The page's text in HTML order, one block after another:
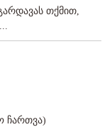
თქმით,
ჩართვა)